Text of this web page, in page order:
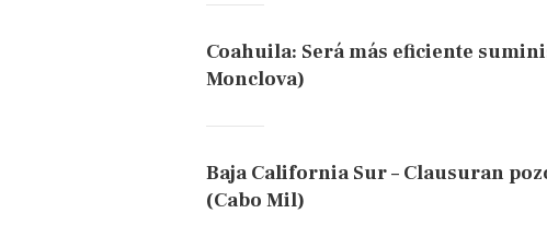
Coahuila: Será más eficiente
Monclova)
Baja California Sur – Clausuran
(Cabo Mil)